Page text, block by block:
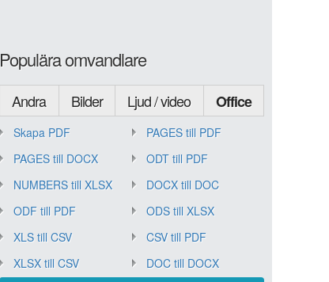
Populära omvandlare
Andra Bilder Ljud / video Office
Skapa PDF
PAGES till PDF
PAGES till DOCX
ODT till PDF
NUMBERS till XLSX
DOCX till DOC
ODF till PDF
ODS till XLSX
XLS till CSV
CSV till PDF
XLSX till CSV
DOC till DOCX